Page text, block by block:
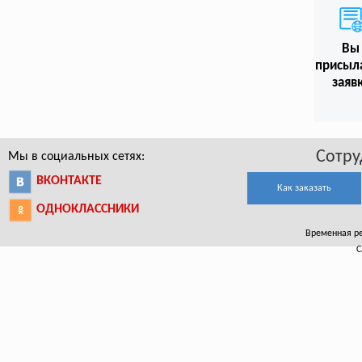
Вы
Мы в социальных сетях:
ВКОНТАКТЕ
ОДНОКЛАССНИКИ
Как заказать
Временная